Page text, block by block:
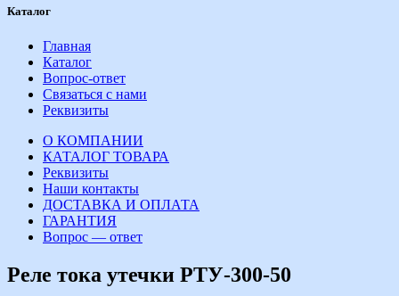
Каталог
Главная
Каталог
Вопрос-ответ
Связаться с нами
Реквизиты
О КОМПАНИИ
КАТАЛОГ ТОВАРА
Реквизиты
Наши контакты
ДОСТАВКА И ОПЛАТА
ГАРАНТИЯ
Вопрос — ответ
Реле тока утечки РТУ-300-50